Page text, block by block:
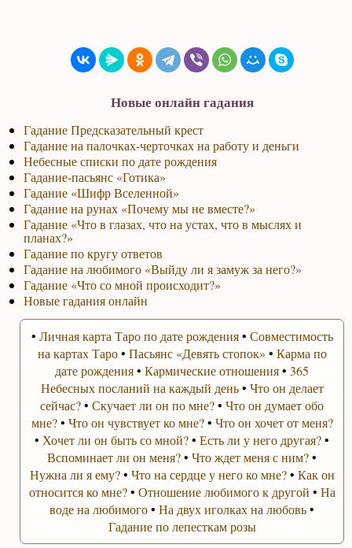
Новые онлайн гадания
Гадание Предсказательный крест
Гадание на палочках-черточках на работу и деньги
Небесные списки по дате рождения
Гадание-пасьянс «Готика»
Гадание «Шифр Вселенной»
Гадание на рунах «Почему мы не вместе?»
Гадание «Что в глазах, что на устах, что в мыслях и
планах?»
Гадание по кругу ответов
Гадание на любимого «Выйду ли я замуж за него?»
Гадание «Что со мной происходит?»
Новые гадания онлайн
• Личная карта Таро по дате рождения• Совместимость
на картах Таро• Пасьянс «Девять стопок» • Карма по
дате рождения•Кармические отношения•365
Небесных посланий на каждый день• Что он делает
сейчас?•Скучает ли он по мне?•Что он думает обо
мне?• Что он чувствует ко мне?• Что он хочет от меня?
• Хочет ли он быть со мной?•Есть ли у него другая?•
Вспоминает ли он меня?•Что ждет меня с ним?•
Нужна ли я ему?• Что на сердце у него ко мне?• Как он
относится ко мне?• Отношение любимого к другой • На
воде на любимого•На двух иголках на любовь•
Гадание по лепесткам розы